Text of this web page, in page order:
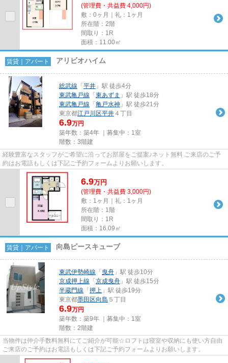
(管理費・共益費 4,000円)
敷：0ヶ月｜礼：1ヶ月
所在階：2階
間取り：1R
面積：11.00㎡
賃貸｜アパート アリビオハイム
総武線 「 平井 」駅 徒歩4分
東武亀戸線 「 東あずま 」駅 徒歩18分
東武亀戸線 「 亀戸水神 」駅 徒歩21分
東京都江戸川区平井 ４丁目
6.9万円
築年数：築4年 ｜募集中： 1室
階数：3階建
経験豊富なスタッフがご希望に沿ってお部屋をご提案♪ネット無料 ご来店のご予
約はお電話もしくは下記ご予約フォームよりお願いします。
6.9万円
(管理費・共益費 3,000円)
敷：1ヶ月｜礼：1ヶ月
所在階：1階
間取り：1R
面積：16.09㎡
賃貸｜アパート 向島ピースキューブ
東武伊勢崎線 「 曳舟 」駅 徒歩10分
京成押上線 「 京成曳舟 」駅 徒歩15分
半蔵門線 「 押上 」駅 徒歩19分
東京都墨田区向島 ５丁目
6.9万円
築年数：築9年 ｜募集中： 1室
階数：2階建
当物件は仲介手数料無料にてご紹介が可能☆ロフトは寝室や収納にも使い方自由
ご来店のご予約はお電話もしくは下記ご予約フォームよりお願いします。